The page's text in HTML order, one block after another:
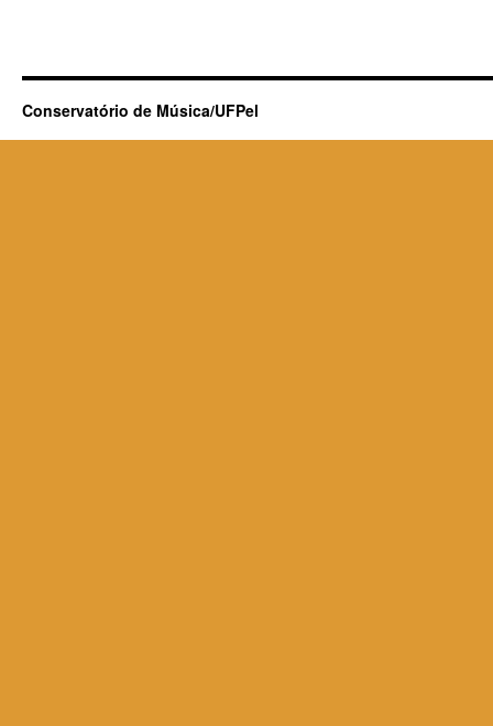
Conservatório de Música/UFPel